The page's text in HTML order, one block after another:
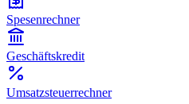
Spesenrechner
Geschäftskredit
Umsatzsteuerrechner